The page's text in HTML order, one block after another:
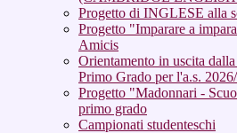
Progetto di INGLESE alla
Progetto "Imparare a
Amicis
Orientamento in uscita
Primo Grado per l'a.s.
Progetto "Madonnari -
primo grado
Campionati studenteschi